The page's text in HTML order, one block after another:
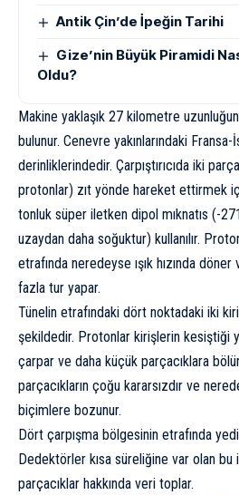
Antik Çin’de İpeğin Tarihi
Gize’nin Büyük Piramidi
Oldu?
Makine yaklaşık 27 kilometre
bulunur. Cenevre yakınlarındaki Fransa-
derinliklerindedir. Çarpıştırıcıda iki
protonlar) zıt yönde hareket ettirmek
tonluk süper iletken dipol mıknatıs (-
uzaydan daha soğuktur) kullanılır.
etrafında neredeyse ışık hızında
fazla tur yapar.
Tünelin etrafındaki dört noktadaki iki
şekildedir. Protonlar kirişlerin kesiştiği
çarpar ve daha küçük parçacıklara
parçacıkların çoğu kararsızdır ve
biçimlere bozunur.
Dört çarpışma bölgesinin etrafında
Dedektörler kısa süreliğine var olan
parçacıklar hakkında veri toplar.